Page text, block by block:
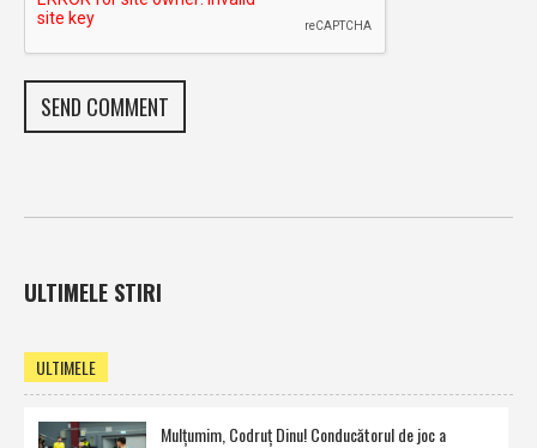
ULTIMELE STIRI
ULTIMELE
Mulţumim, Codruţ Dinu! Conducătorul de joc a